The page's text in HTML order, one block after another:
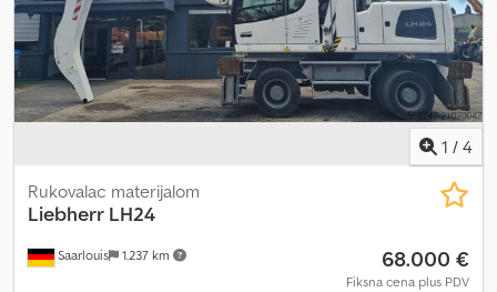
1 / 4
Saarlouis 1.237 km
Rukovalac materijalom
Liebherr LH24
68.000 €
Fiksna cena plus PDV